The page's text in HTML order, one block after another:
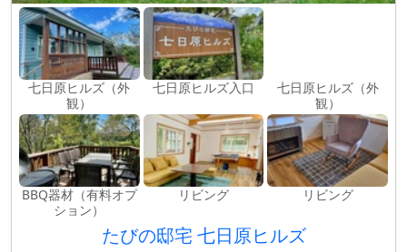
七日原ヒルズ（外
観）
七日原ヒルズ入口
七日原ヒルズ（外
観）
BBQ器材（有料オプ
ション）
リビング リビング
たびの邸宅 七日原ヒルズ